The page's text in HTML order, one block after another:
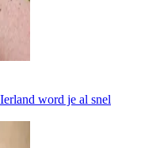
word je al snel